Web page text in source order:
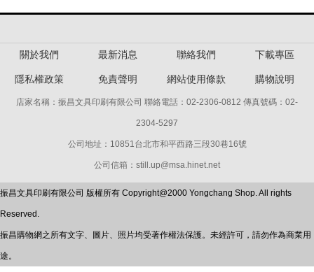
關於我們 最新消息 聯絡我們 下載專區
隱私權政策 免責聲明 網站使用條款 購物說明
店家名稱：振昌文具印刷有限公司 聯絡電話：02-2306-0812 傳真號碼：02-
2304-5297
公司地址：10851台北市和平西路三段30巷16號
公司信箱：still.up@msa.hinet.net
振昌文具印刷有限公司 版權所有 Copyright@2000 Yongchang Shop. All rights
Reserved.
振昌購物網之所有文字、圖片、照片均受著作權法保護。未經許可，請勿作為商業用
途。